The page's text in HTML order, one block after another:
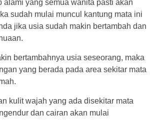
alami yang semua wanita pasti akan
sudah mulai muncul kantung mata ini
jika usia sudah makin bertambah dan
bertambahnya usia seseorang, maka
yang berada pada area sekitar mata
kulit wajah yang ada disekitar mata
dan cairan akan mulai